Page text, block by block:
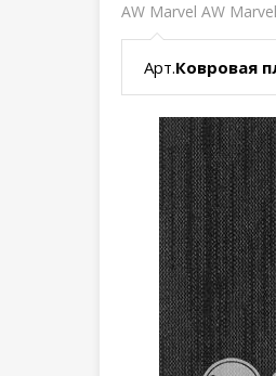
AW Marvel AW
Арт.Ковровая